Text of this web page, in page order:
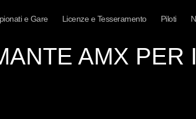
e Gare Licenze e Tesseramento Piloti
AMX PER